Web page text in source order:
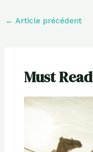
← Article précédent
Must Read